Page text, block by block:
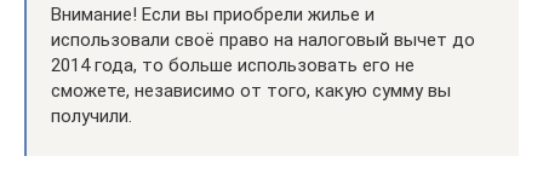
Внимание! Если вы приобрели жилье и
использовали своё право на налоговый вычет до
2014 года, то больше использовать его не
сможете, независимо от того, какую сумму вы
получили.